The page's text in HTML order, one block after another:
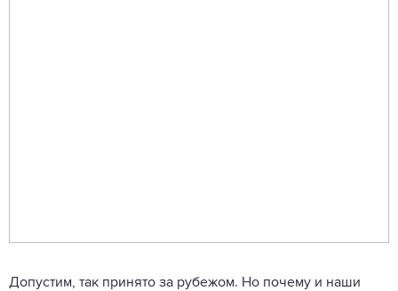
Допустим, так принято за рубежом. Но почему и наши